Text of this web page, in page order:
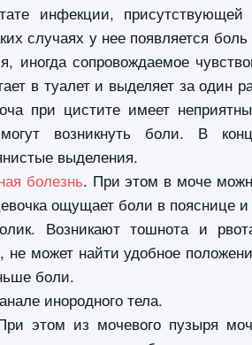
инфекции, присутствующей
случаях у нее появляется боль
иногда сопровождаемое
в туалет и выделяет за один
при цистите имеет
возникнуть боли. В
выделения.
болезнь. При этом в моче
ощущает боли в пояснице
Возникают тошнота и
не может найти удобное
боли.
инородного тела.
этом из мочевого пузыря